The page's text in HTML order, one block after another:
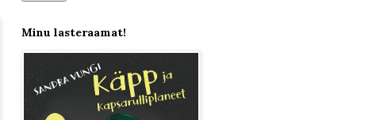
Minu lasteraamat!